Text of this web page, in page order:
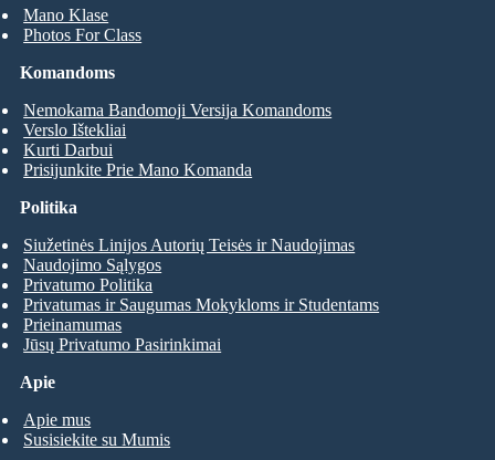
Mano Klase
Photos For Class
Komandoms
Nemokama Bandomoji Versija Komandoms
Verslo Ištekliai
Kurti Darbui
Prisijunkite Prie Mano Komanda
Apie
Apie mus
Susisiekite su Mumis
Politika
Siužetinės Linijos Autorių Teisės ir Naudojimas
Naudojimo Sąlygos
Privatumo Politika
Privatumas ir Saugumas Mokykloms ir Studentams
Prieinamumas
Jūsų Privatumo Pasirinkimai